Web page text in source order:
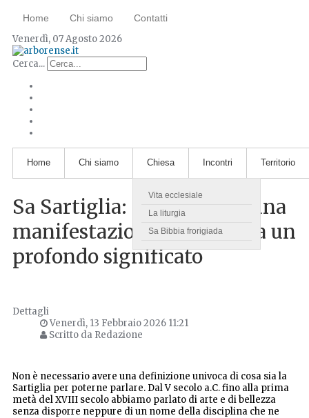
Home Chi siamo Contatti
Venerdì, 07 Agosto 2026
Cerca...
Home Chi siamo Chiesa
Vita ecclesiale
La liturgia
Sa Bibbia frorigiada
Incontri Territorio
Sa Sartiglia: l'estestica di una
manifestazione che veicola un
profondo significato
Dettagli
Venerdì, 13 Febbraio 2026 11:21
Scritto da Redazione
Non è necessario avere una definizione univoca di cosa sia la
Sartiglia per poterne parlare. Dal V secolo a.C. fino alla prima
metà del XVIII secolo abbiamo parlato di arte e di bellezza
senza disporre neppure di un nome della disciplina che ne